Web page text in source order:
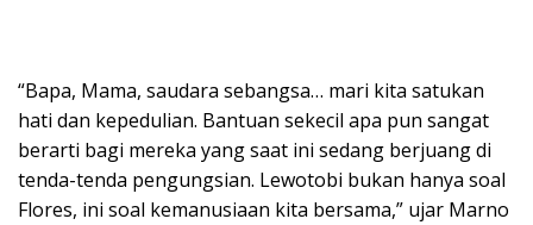
“Bapa, Mama, saudara sebangsa… mari kita satukan
hati dan kepedulian. Bantuan sekecil apa pun sangat
berarti bagi mereka yang saat ini sedang berjuang di
tenda-tenda pengungsian. Lewotobi bukan hanya soal
Flores, ini soal kemanusiaan kita bersama,” ujar Marno